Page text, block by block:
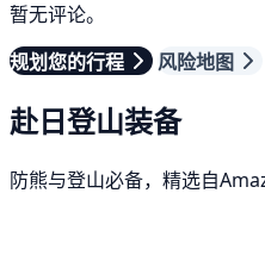
暂无评论。
规划您的行程
风险地图
赴日登山装备
防熊与登山必备，精选自